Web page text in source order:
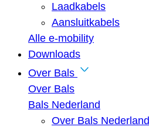
Laadkabels
Aansluitkabels
Alle e-mobility
Downloads
Over Bals
Over Bals
Bals Nederland
Over Bals Nederland